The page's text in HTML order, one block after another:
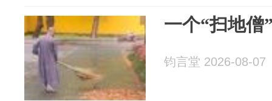
一个“扫地僧
钧言堂 2026-08-07